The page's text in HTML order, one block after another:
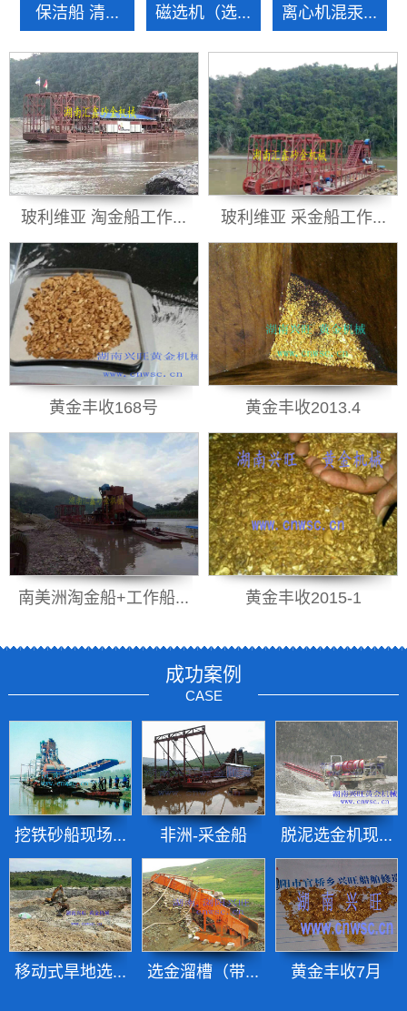
保洁船 清... 磁选机（选... 离心机混汞...
玻利维亚 淘金船工作... 玻利维亚 采金船工作...
黄金丰收168号 黄金丰收2013.4
南美洲淘金船+工作船... 黄金丰收2015-1
成功案例
CASE
挖铁砂船现场... 非洲-采金船 脱泥选金机现...
移动式旱地选... 选金溜槽（带... 黄金丰收7月